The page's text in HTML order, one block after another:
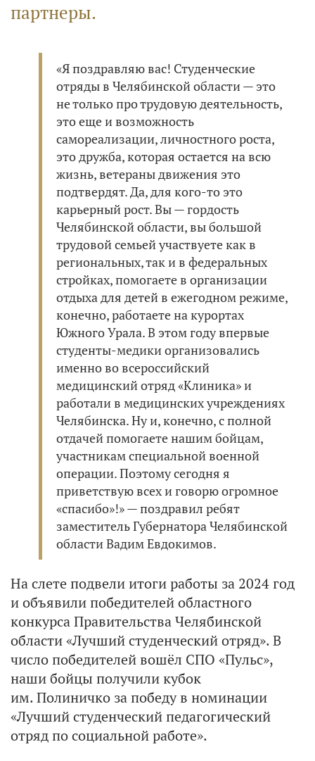
партнеры.
«Я поздравляю вас! Студенческие
отряды в Челябинской области — это
не только про трудовую деятельность,
это еще и возможность
самореализации, личностного роста,
это дружба, которая остается на всю
жизнь, ветераны движения это
подтвердят. Да, для кого-то это
карьерный рост. Вы — гордость
Челябинской области, вы большой
трудовой семьей участвуете как в
региональных, так и в федеральных
стройках, помогаете в организации
отдыха для детей в ежегодном режиме,
конечно, работаете на курортах
Южного Урала. В этом году впервые
студенты-медики организовались
именно во всероссийский
медицинский отряд «Клиника» и
работали в медицинских учреждениях
Челябинска. Ну и, конечно, с полной
отдачей помогаете нашим бойцам,
участникам специальной военной
операции. Поэтому сегодня я
приветствую всех и говорю огромное
«спасибо»!» — поздравил ребят
заместитель Губернатора Челябинской
области Вадим Евдокимов.
На слете подвели итоги работы за 2024 год
и объявили победителей областного
конкурса Правительства Челябинской
области «Лучший студенческий отряд». В
число победителей вошёл СПО «Пульс»,
наши бойцы получили кубок
им. Полиничко за победу в номинации
«Лучший студенческий педагогический
отряд по социальной работе».